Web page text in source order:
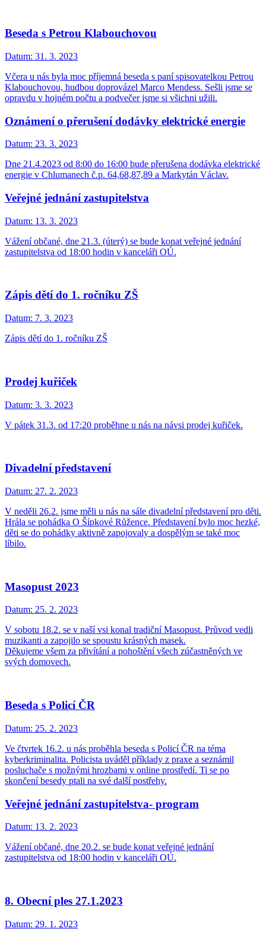
Beseda s Petrou Klabouchovou
Datum: 31. 3. 2023
Včera u nás byla moc příjemná beseda s paní spisovatelkou Petrou
Klabouchovou, hudbou doprovázel Marco Mendess. Sešli jsme se
opravdu v hojném počtu a podvečer jsme si všichni užili.
Oznámení o přerušení dodávky elektrické energie
Datum: 23. 3. 2023
Dne 21.4.2023 od 8:00 do 16:00 bude přerušena dodávka elektrické
energie v Chlumanech č.p. 64,68,87,89 a Markytán Václav.
Veřejné jednání zastupitelstva
Datum: 13. 3. 2023
Vážení občané, dne 21.3. (úterý) se bude konat veřejné jednání
zastupitelstva od 18:00 hodin v kanceláři OÚ.
Zápis dětí do 1. ročníku ZŠ
Datum: 7. 3. 2023
Zápis dětí do 1. ročníku ZŠ
Prodej kuřiček
Datum: 3. 3. 2023
V pátek 31.3. od 17:20 proběhne u nás na návsi prodej kuřiček.
Divadelní představení
Datum: 27. 2. 2023
V neděli 26.2. jsme měli u nás na sále divadelní představení pro děti.
Hrála se pohádka O Šípkové Růžence. Představení bylo moc hezké,
děti se do pohádky aktivně zapojovaly a dospělým se také moc
líbilo.
Masopust 2023
Datum: 25. 2. 2023
V sobotu 18.2. se v naší vsi konal tradiční Masopust. Průvod vedli
muzikanti a zapojilo se spoustu krásných masek.
Děkujeme všem za přivítání a pohoštění všech zúčastněných ve
svých domovech.
Beseda s Policí ČR
Datum: 25. 2. 2023
Ve čtvrtek 16.2. u nás proběhla beseda s Policí ČR na téma
kyberkriminalita. Policista uváděl příklady z praxe a seznámil
posluchače s možnými hrozbami v online prostředí. Ti se po
skončení besedy ptali na své další postřehy.
Veřejné jednání zastupitelstva- program
Datum: 13. 2. 2023
Vážení občané, dne 20.2. se bude konat veřejné jednání
zastupitelstva od 18:00 hodin v kanceláři OÚ.
8. Obecní ples 27.1.2023
Datum: 29. 1. 2023